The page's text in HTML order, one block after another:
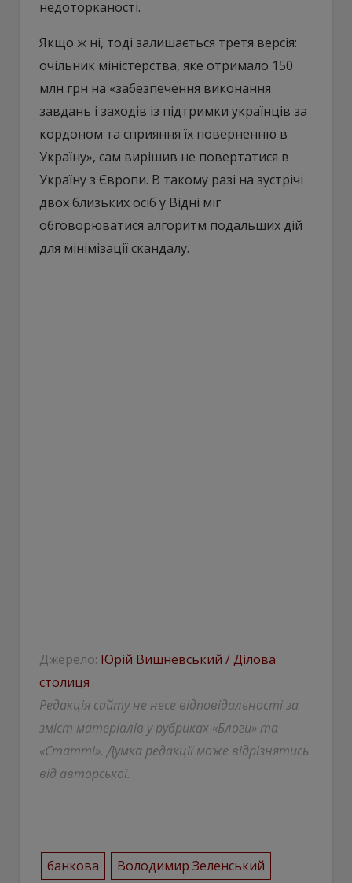
недоторканості.
Якщо ж ні, тоді залишається третя версія:
очільник міністерства, яке отримало 150
млн грн на «забезпечення виконання
завдань і заходів із підтримки українців за
кордоном та сприяння їх поверненню в
Україну», сам вирішив не повертатися в
Україну з Європи. В такому разі на зустрічі
двох близьких осіб у Відні міг
обговорюватися алгоритм подальших дій
для мінімізації скандалу.
Джерело: Юрій Вишневський / Ділова
столиця
Редакція сайту не несе відповідальності за
зміст матеріалів у рубриках «Блоги» та
«Статті». Думка редакції може відрізнятись
від авторської.
банкова
Володимир Зеленський